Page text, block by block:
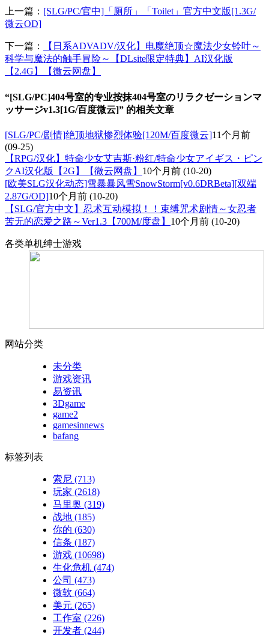
上一篇： [SLG/PC/官中]「厕所」「Toilet」官方中文版[1.3G/
微云OD]
下一篇：
【日系ADVADV/汉化】电魔绝顶☆魔法少女铃叶～
科学与魔法的触手冒险～【DLsite限定特典】AI汉化版
【2.4G】【微云网盘】
“[SLG/PC]404号室的专业按抹404号室のリラクゼーションマ
ッサージv1.3[1G/百度微云]” 的相关文章
[SLG/PC/剧情]绝顶地狱惨烈体验[120M/百度微云]11个月前
(09-25)
【RPG/汉化】特命少女艾吉斯·粉红/特命少女アイギス・ピン
クAI汉化版【2G】【微云网盘】 10个月前 (10-20)
[欧美SLG汉化动态]雪暴暴风雪SnowStorm[v0.6DRBeta][双端
2.87G/OD]10个月前 (10-20)
【SLG/官方中文】忍术互动模拟！！束缚咒术剧情～女忍者
苦无的恋爱之路～Ver1.3【700M/度盘】 10个月前 (10-20)
各类单机绅士游戏
网站分类
未分类
游戏资讯
易资讯
3Dgame
game2
gamesinnews
bafang
标签列表
索尼 (713)
玩家 (2618)
马里奥 (319)
战地 (185)
你的 (630)
信条 (187)
游戏 (10698)
生化危机 (474)
公司 (473)
微软 (664)
美元 (265)
工作室 (226)
开发者 (244)